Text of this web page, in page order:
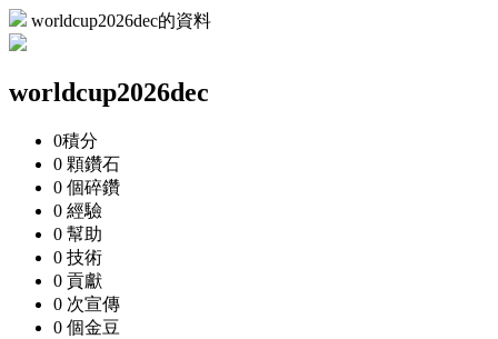
worldcup2026dec的資料
worldcup2026dec
0積分
0 顆鑽石
0 個碎鑽
0 經驗
0 幫助
0 技術
0 貢獻
0 次宣傳
0 個金豆